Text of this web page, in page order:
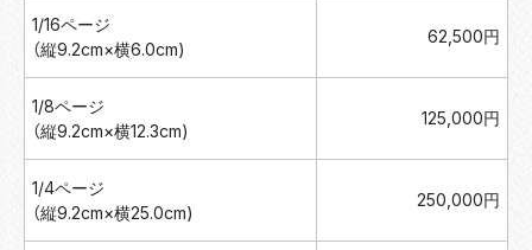
1/16ページ
（縦9.2cm×横6.0cm)
62,500円
1/8ページ
（縦9.2cm×横12.3cm)
125,000円
1/4ページ
（縦9.2cm×横25.0cm)
250,000円